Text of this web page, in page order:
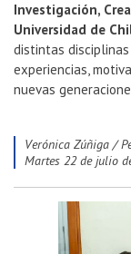
Investigación,
Universidad de
distintas
experiencias,
nuevas
Verónica Zúñiga /
martes 22 de julio